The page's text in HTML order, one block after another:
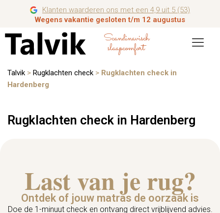
Klanten waarderen ons met een 4,9 uit 5 (53)
Wegens vakantie gesloten t/m 12 augustus
Scandinavisch
slaapcomfort
Talvik > Rugklachten check > Rugklachten check in
Hardenberg
Rugklachten check in Hardenberg
Last van je rug?
Ontdek of jouw matras de oorzaak is
Doe de 1-minuut check en ontvang direct vrijblijvend advies.